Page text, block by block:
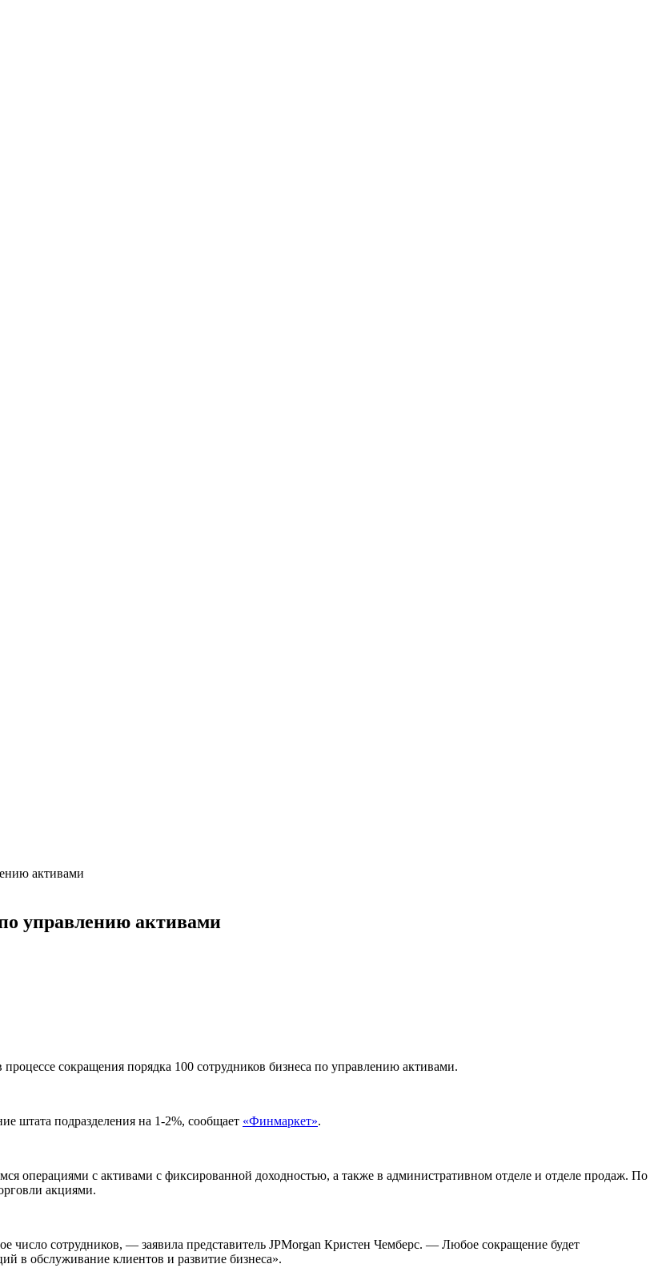
активами
управлению активами
сокращения порядка 100 сотрудников бизнеса по управлению активами.
штата подразделения на 1-2%, сообщает «Финмаркет».
операциями с активами с фиксированной доходностью, а также в административном отделе и отделе продаж. По
акциями.
число сотрудников, — заявила представитель JPMorgan Кристен Чемберс. — Любое сокращение будет
в обслуживание клиентов и развитие бизнеса».